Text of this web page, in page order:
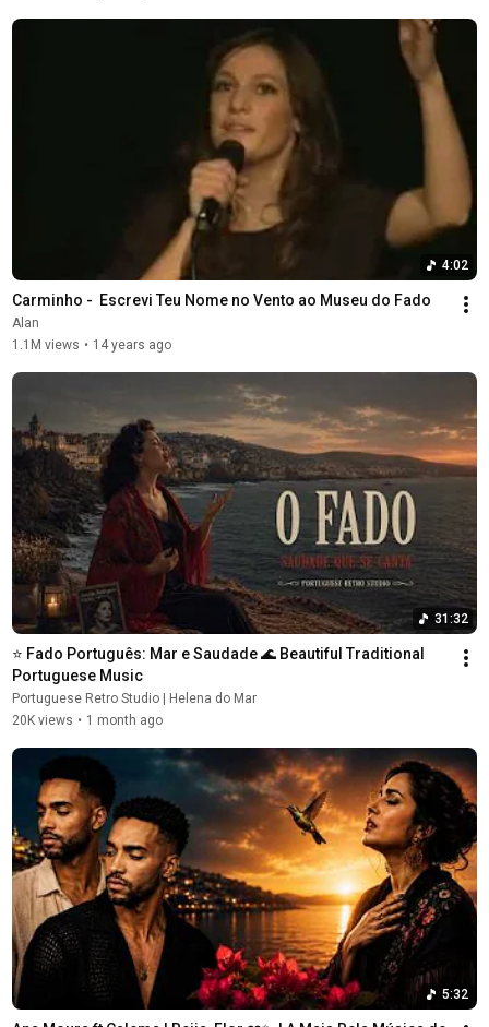
4:02
Carminho -  Escrevi Teu Nome no Vento ao Museu do Fado
Alan
1.1M views • 14 years ago
31:32
⭐ Fado Português: Mar e Saudade 🌊 Beautiful Traditional
Portuguese Music
Portuguese Retro Studio | Helena do Mar
20K views • 1 month ago
5:32